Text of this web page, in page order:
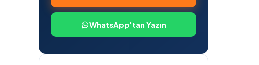
WhatsApp'tan Yazın